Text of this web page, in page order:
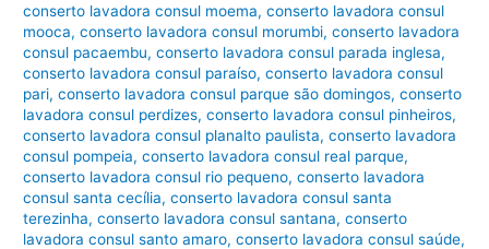
conserto lavadora consul moema,conserto lavadora consul
mooca,conserto lavadora consul morumbi,conserto lavadora
consul pacaembu,conserto lavadora consul parada inglesa,
conserto lavadora consul paraíso,conserto lavadora consul
pari,conserto lavadora consul parque são domingos,conserto
lavadora consul perdizes,conserto lavadora consul pinheiros,
conserto lavadora consul planalto paulista,conserto lavadora
consul pompeia,conserto lavadora consul real parque,
conserto lavadora consul rio pequeno,conserto lavadora
consul santa cecília,conserto lavadora consul santa
terezinha,conserto lavadora consul santana,conserto
lavadora consul santo amaro,conserto lavadora consul saúde,